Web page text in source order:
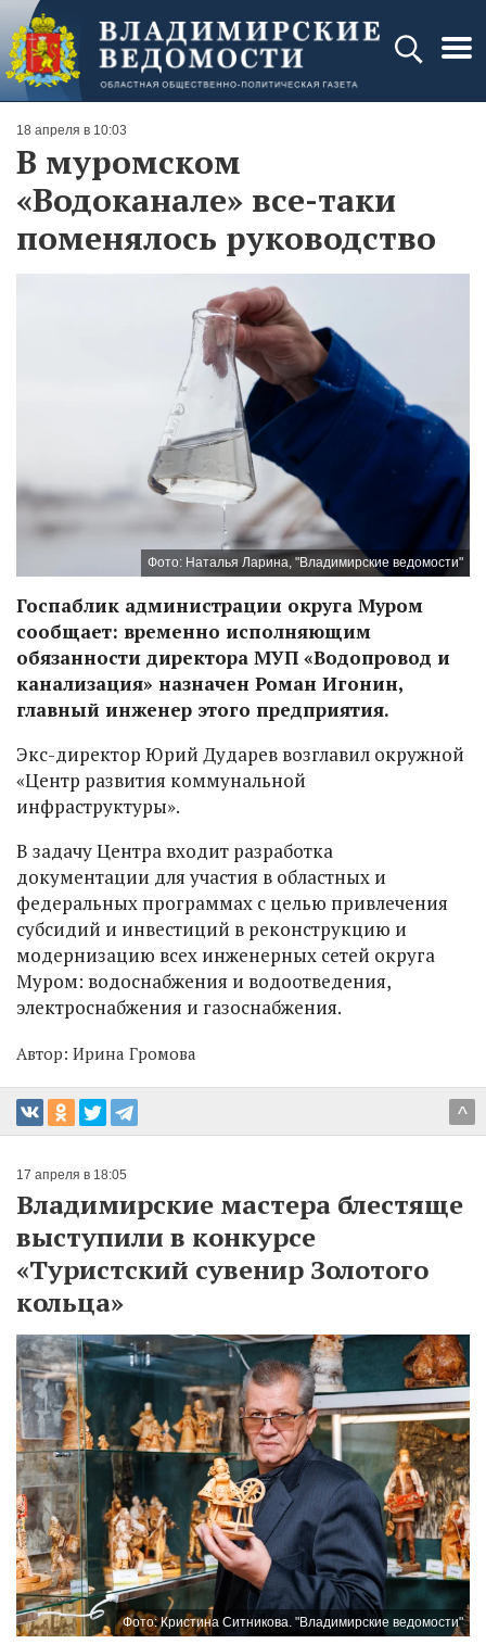
18 апреля в 10:03
В муромском
«Водоканале» все-таки
поменялось руководство
Фото: Наталья Ларина, "Владимирские ведомости"
Госпаблик администрации округа Муром
сообщает: временно исполняющим
обязанности директора МУП «Водопровод и
канализация» назначен Роман Игонин,
главный инженер этого предприятия.
Экс-директор Юрий Дударев возглавил окружной
«Центр развития коммунальной
инфраструктуры».
В задачу Центра входит разработка
документации для участия в областных и
федеральных программах с целью привлечения
субсидий и инвестиций в реконструкцию и
модернизацию всех инженерных сетей округа
Муром: водоснабжения и водоотведения,
электроснабжения и газоснабжения.
Автор: Ирина Громова
^
17 апреля в 18:05
Владимирские мастера блестяще
выступили в конкурсе
«Туристский сувенир Золотого
кольца»
Фото: Кристина Ситникова. "Владимирские ведомости"